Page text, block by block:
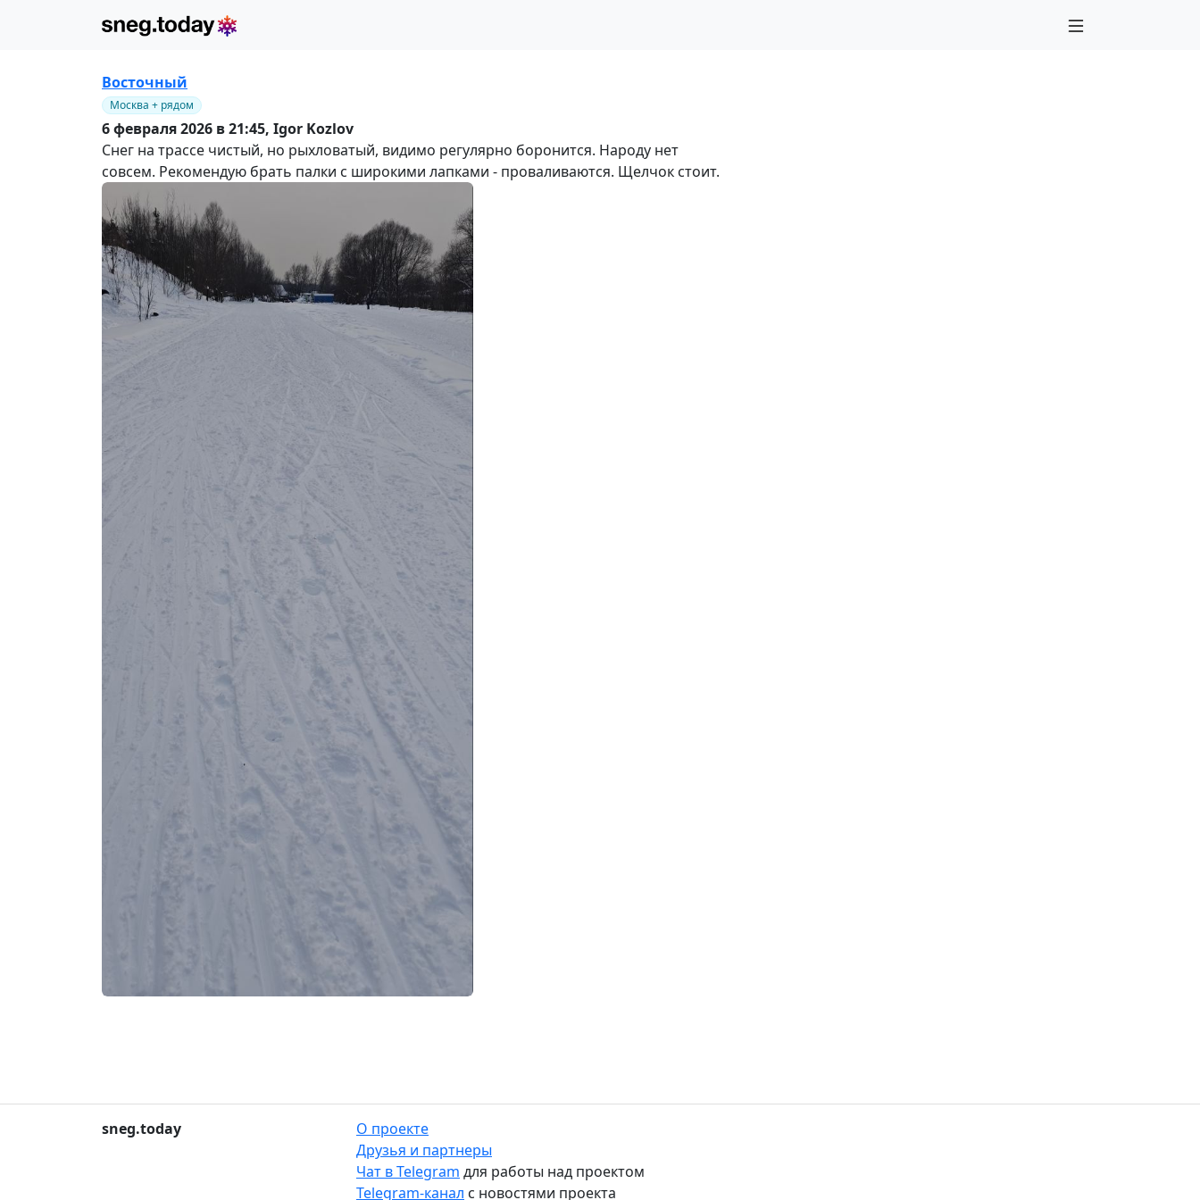
Восточный
Москва + рядом
6 февраля 2026 в 21:45, Igor Kozlov
Снег на трассе чистый, но рыхловатый, видимо регулярно боронится. Народу нет
совсем. Рекомендую брать палки с широкими лапками - проваливаются. Щелчок стоит.
sneg.today
О проекте
Друзья и партнеры
Чат в Telegram для работы над проектом
Telegram-канал с новостями проекта